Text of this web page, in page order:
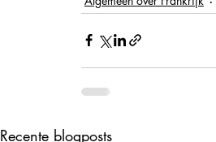
Recente blogposts